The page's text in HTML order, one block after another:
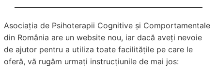
Asociația de Psihoterapii Cognitive și Comportamentale
din România are un website nou, iar dacă aveți nevoie
de ajutor pentru a utiliza toate facilitățile pe care le
oferă, vă rugăm urmați instrucțiunile de mai jos: